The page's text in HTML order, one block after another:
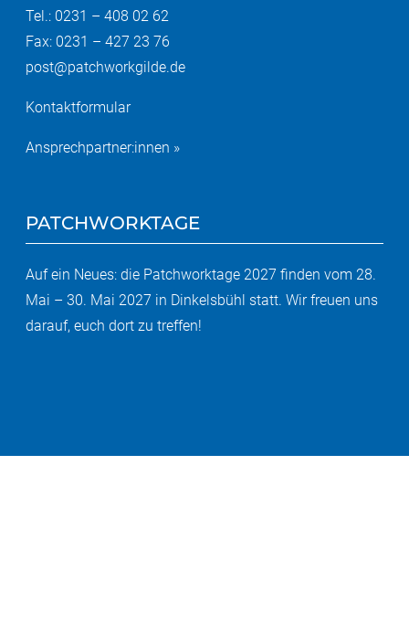
Tel.: 0231 – 408 02 62
Fax: 0231 – 427 23 76
post@patchworkgilde.de
Kontaktformular
Ansprechpartner:innen »
PATCHWORKTAGE
Auf ein Neues: die Patchworktage 2027 finden vom 28.
Mai – 30. Mai 2027 in Dinkelsbühl statt. Wir freuen uns
darauf, euch dort zu treffen!